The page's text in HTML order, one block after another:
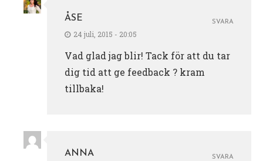
ÅSE
24 juli, 2015 - 20:05
Vad glad jag blir! Tack för att du tar
dig tid att ge feedback ? kram
tillbaka!
SVARA
ANNA
SVARA